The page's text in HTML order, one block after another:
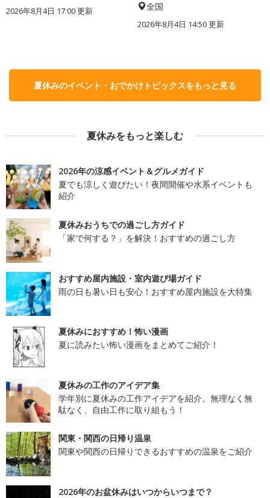
2026年8月4日 17:00更新 全国
2026年8月4日 14:50更新
夏休みのイベント・おでかけトピックスをもっと見る
夏休みをもっと楽しむ
2026年の涼感イベント＆グルメガイド
夏でも涼しく遊びたい！夜間開催や水系イベントも
紹介
夏休みおうちでの過ごし方ガイド
「家で何する？」を解決！おすすめの過ごし方
おすすめ屋内施設・室内遊び場ガイド
雨の日も暑い日も安心！おすすめ屋内施設を大特集
夏休みにおすすめ！怖い漫画
夏に読みたい怖い漫画をまとめてご紹介！
夏休みの工作のアイデア集
学年別に夏休みの工作アイデアを紹介。無理なく無
駄なく、自由工作に取り組もう！
関東・関西の日帰り温泉
関東や関西の日帰りできるおすすめの温泉をご紹介
2026年のお盆休みはいつからいつまで？